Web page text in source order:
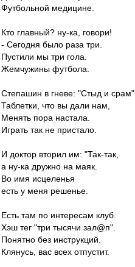
Футбольной медицине.
Кто главный? ну-ка, говори!
- Сегодня было раза три.
Пустили мы три гола.
Жемчужины футбола.
Степашин в гневе: "Стыд и срам".
Таблетки, что вы дали нам,
Менять пора настала.
Играть так не пристало.
И доктор вторил им: "Так-так,
а ну-ка дружно на маяк.
Во имя исцеленья
есть у меня решенье.
Есть там по интересам клуб.
Хэш тег "три тысячи зал@п".
Понятно без инструкций.
Клянусь, вас всех отпустит.